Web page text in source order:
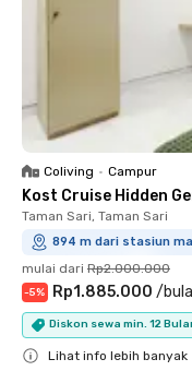
Coliving • Campur
Kost Cruise Hidden
Taman Sari, Taman Sari
894 m dari stasiun
mulai dari Rp2.000.000
-5% Rp1.885.000 /
Diskon sewa min. 12
Lihat info lebih banyak